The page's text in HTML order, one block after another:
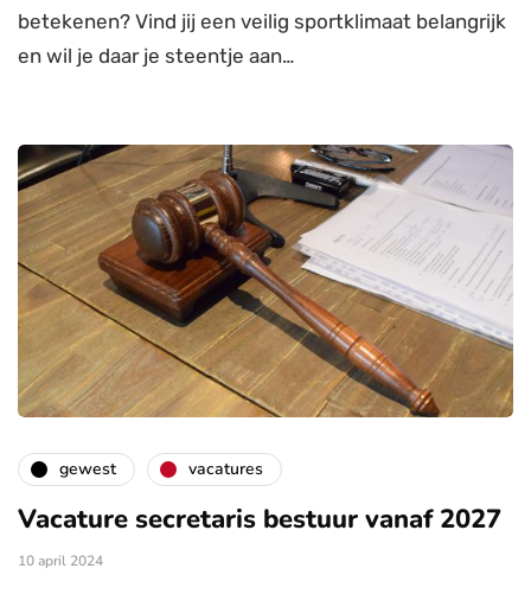
betekenen? Vind jij een veilig sportklimaat belangrijk
en wil je daar je steentje aan…
gewest vacatures
Vacature secretaris bestuur vanaf 2027
10 april 2024